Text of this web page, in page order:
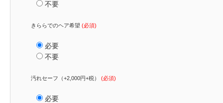
不要
きららでのヘア希望 (必須)
必要
不要
汚れセーフ（+2,000円+税） (必須)
必要